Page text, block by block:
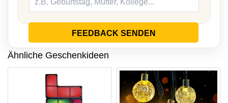
FEEDBACK SENDEN
Ähnliche Geschenkideen